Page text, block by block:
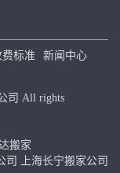
费标准
新闻中心
司 All rights
搬家
司
上海长宁搬家公司